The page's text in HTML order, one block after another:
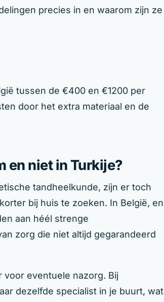
precies in en waarom zijn ze
tussen de €400 en €1200 per
door het extra materiaal en de
en niet in Turkije?
tandheelkunde, zijn er toch
bij huis te zoeken. In België, en
aan héél strenge
zorg die niet altijd gegarandeerd
voor eventuele nazorg. Bij
dezelfde specialist in je buurt, wat